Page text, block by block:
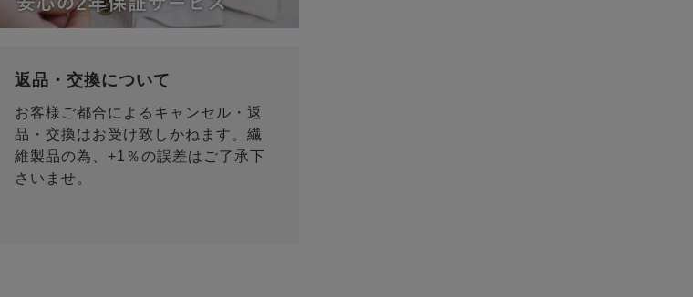
返品・交換について
お客様ご都合によるキャンセル・返
品・交換はお受け致しかねます。繊
維製品の為、+1％の誤差はご了承下
さいませ。